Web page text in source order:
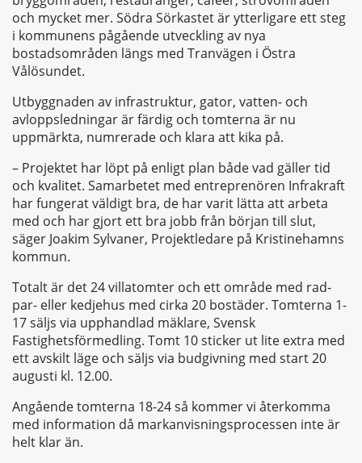
och mycket mer. Södra Sörkastet är ytterligare ett steg
i kommunens pågående utveckling av nya
bostadsområden längs med Tranvägen i Östra
Vålösundet.
Utbyggnaden av infrastruktur, gator, vatten- och
avloppsledningar är färdig och tomterna är nu
uppmärkta, numrerade och klara att kika på.
– Projektet har löpt på enligt plan både vad gäller tid
och kvalitet. Samarbetet med entreprenören Infrakraft
har fungerat väldigt bra, de har varit lätta att arbeta
med och har gjort ett bra jobb från början till slut,
säger Joakim Sylvaner, Projektledare på Kristinehamns
kommun.
Totalt är det 24 villatomter och ett område med rad-
par- eller kedjehus med cirka 20 bostäder. Tomterna 1-
17 säljs via upphandlad mäklare, Svensk
Fastighetsförmedling. Tomt 10 sticker ut lite extra med
ett avskilt läge och säljs via budgivning med start 20
augusti kl. 12.00.
Angående tomterna 18-24 så kommer vi återkomma
med information då markanvisningsprocessen inte är
helt klar än.